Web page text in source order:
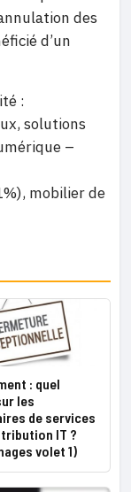
des
d’un
:
solutions
–
mobilier de
: quel
les
de services
IT ?
volet 1)